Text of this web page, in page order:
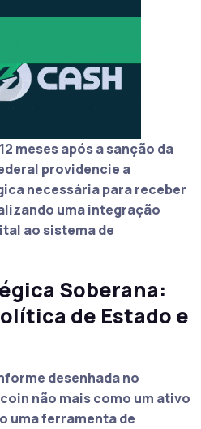
meses após a sanção da
providencie a
necessária para receber
uma integração
ao sistema de
Soberana:
de Estado e
desenhada no
não mais como um ativo
uma ferramenta de